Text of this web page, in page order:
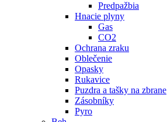
Predpažbia
Hnacie plyny
Gas
CO2
Ochrana zraku
Oblečenie
Opasky
Rukavice
Puzdra a tašky na zbrane
Zásobníky
Pyro